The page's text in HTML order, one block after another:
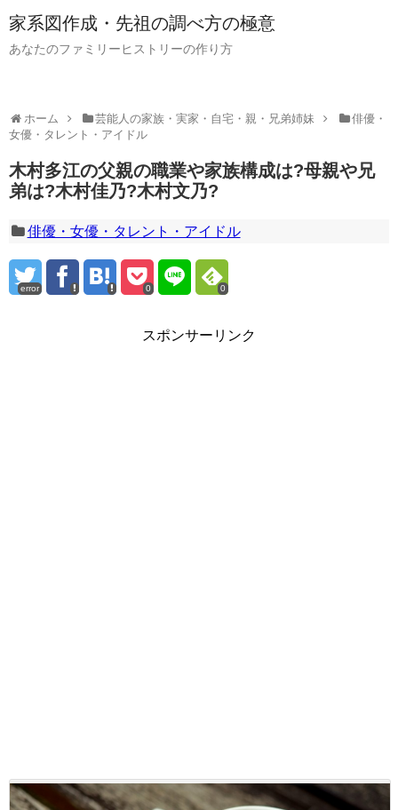
家系図作成・先祖の調べ方の極意
あなたのファミリーヒストリーの作り方
ホーム 芸能人の家族・実家・自宅・親・兄弟姉妹
俳優・
女優・タレント・アイドル
木村多江の父親の職業や家族構成は?母親や兄
弟は?木村佳乃?木村文乃?
俳優・女優・タレント・アイドル
error 0 0
スポンサーリンク